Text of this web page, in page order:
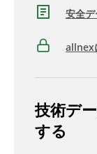
安全
allnex
技術デ
する